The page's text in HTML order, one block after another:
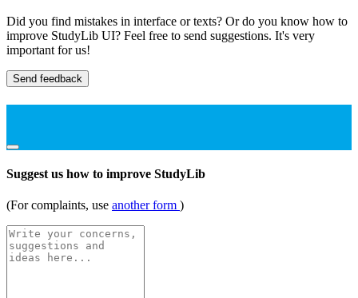
Did you find mistakes in interface or texts? Or do you know how to
improve StudyLib UI? Feel free to send suggestions. It's very
important for us!
Send feedback
Suggest us how to improve StudyLib
(For complaints, use another form )